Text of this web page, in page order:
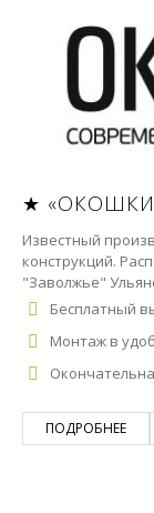
★
Известный
конструкций.
"Заволжье"
Бесплатный
Монтаж в
ПОДРОБНЕЕ